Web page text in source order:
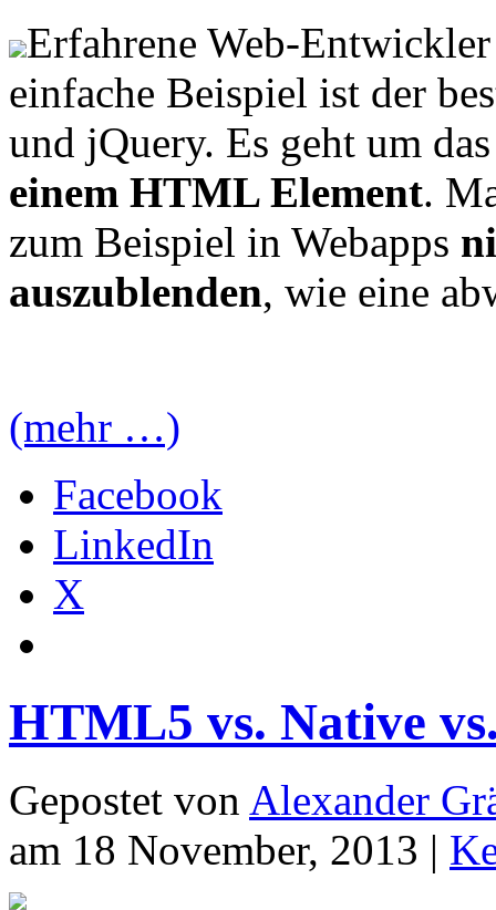
Erfahrene Web-
einfache Beispiel ist der
und jQuery. Es geht um
einem HTML Element.
zum Beispiel in Webapps
auszublenden, wie eine
(mehr …)
Facebook
LinkedIn
X
HTML5 vs. Native
Gepostet von Alexander
am 18 November, 2013 |